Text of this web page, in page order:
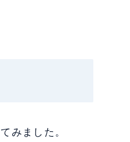
みました。